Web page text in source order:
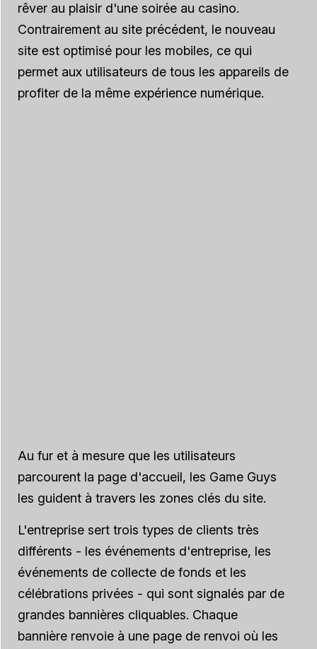
rêver au plaisir d'une soirée au casino.
Contrairement au site précédent, le nouveau
site est optimisé pour les mobiles, ce qui
permet aux utilisateurs de tous les appareils de
profiter de la même expérience numérique.
Au fur et à mesure que les utilisateurs
parcourent la page d'accueil, les Game Guys
les guident à travers les zones clés du site.
L'entreprise sert trois types de clients très
différents - les événements d'entreprise, les
événements de collecte de fonds et les
célébrations privées - qui sont signalés par de
grandes bannières cliquables. Chaque
bannière renvoie à une page de renvoi où les